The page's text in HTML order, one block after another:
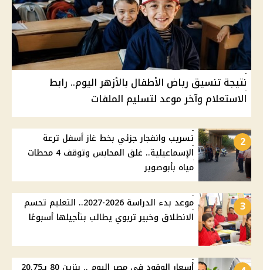
نتيجة تنسيق رياض الأطفال بالأزهر اليوم.. رابط
الاستعلام وآخر موعد لتسليم الملفات
2
تسريب وانفجار جزئي بخط غاز أسفل ترعة
الإسماعيلية.. غلق المحابس وتوقف 4 محطات
مياه بأبوصوير
3
موعد بدء الدراسة 2026-2027.. التعليم تحسم
الانطلاق وخبير تربوي يطالب بتأجيلها أسبوعًا